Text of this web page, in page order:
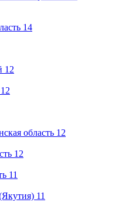
14
12
12
область 12
12
11
11